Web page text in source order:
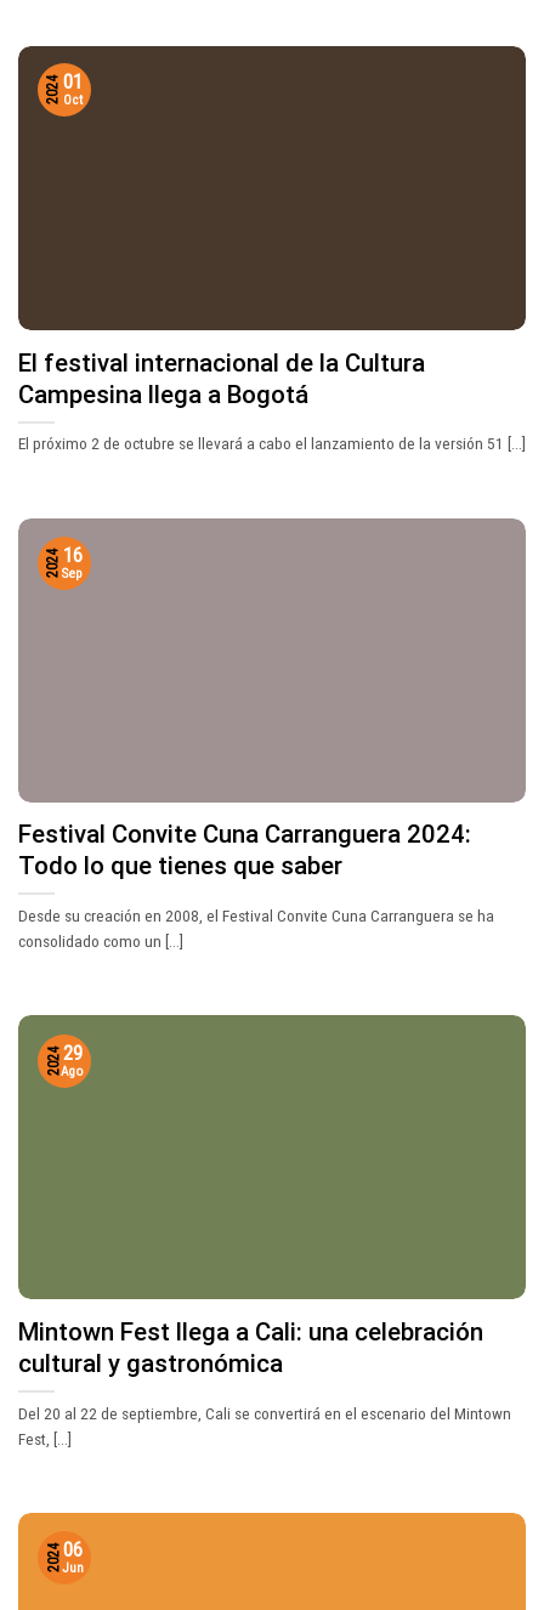
El festival internacional de la Cultura
Campesina llega a Bogotá
El próximo 2 de octubre se llevará a cabo el lanzamiento de la versión 51 [...]
01
Oct
2024
Festival Convite Cuna Carranguera 2024:
Todo lo que tienes que saber
Desde su creación en 2008, el Festival Convite Cuna Carranguera se ha
consolidado como un [...]
16
Sep
2024
Mintown Fest llega a Cali: una celebración
cultural y gastronómica
Del 20 al 22 de septiembre, Cali se convertirá en el escenario del Mintown
Fest, [...]
29
Ago
2024
06
Jun
2024